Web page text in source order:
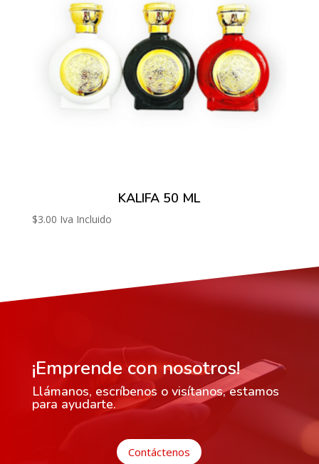
KALIFA 50 ML
$3.00 Iva Incluido
¡Emprende con nosotros!
Llámanos, escríbenos o visítanos, estamos
para ayudarte.
Contáctenos